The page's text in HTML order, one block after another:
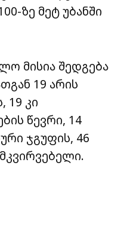
ზე მეტ უბანში
მისია შედგება
19 არის
19 კი
წევრი, 14
ჯგუფის, 46